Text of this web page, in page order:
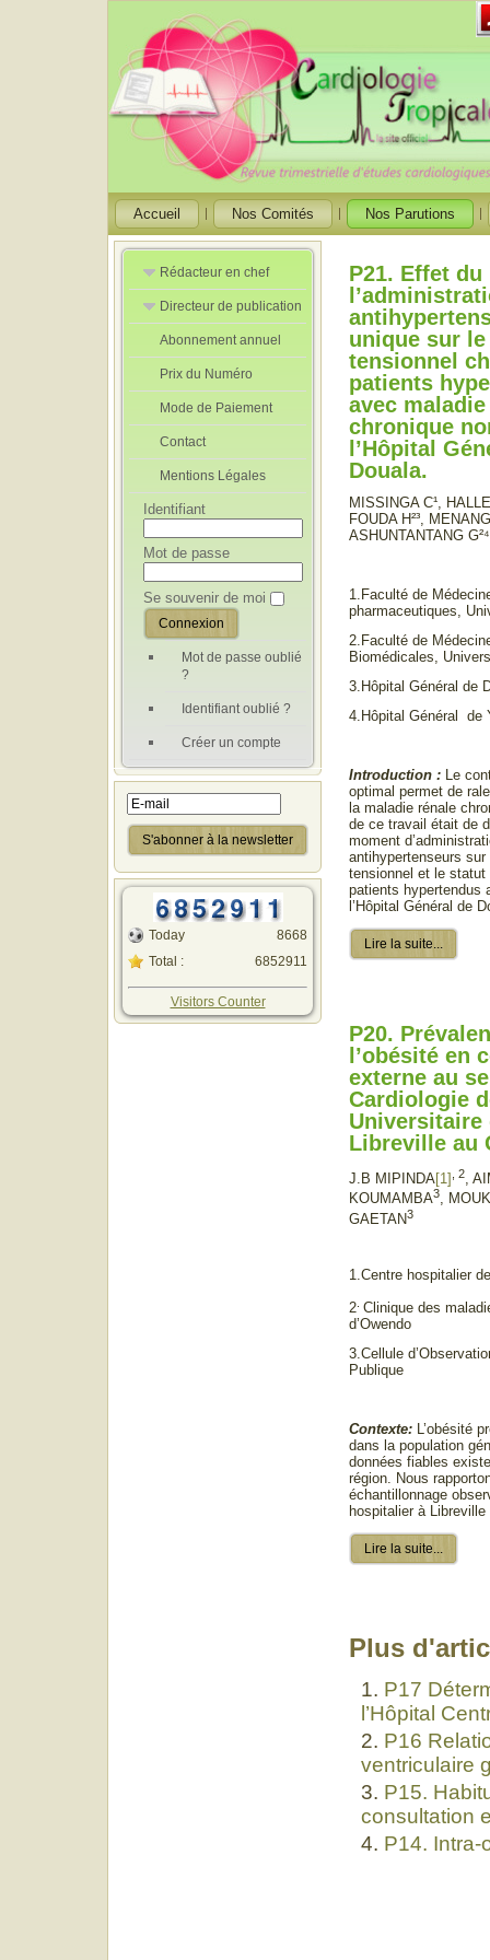
Accueil Nos Comités Nos Parutions
Rédacteur en chef
Rédacteurs en
Chef Adjoint
Directeur de publication
Directeur de
publication
adjoint
Abonnement annuel
Prix du Numéro
Mode de Paiement
Contact
Mentions Légales
Identifiant
Mot de passe
Se souvenir de moi
Mot de passe oublié
?
Identifiant oublié ?
Créer un compte
Today
Total :
8668
6852911
Visitors Counter
P21. Effet
unique sur
tensionnel
patients
avec
chronique
l’Hôpital
Douala.
MISSINGA C¹,
FOUDA H²³,
ASHUNTANTANG G²⁴
1.Faculté de
pharmaceutiques,
2.Faculté de
Biomédicales,
3.Hôpital Général de
4.Hôpital Général de
Introduction : Le
optimal permet de
la maladie rénale
de ce travail était de
moment
antihypertenseurs sur
tensionnel et le statut
patients hypertendus
l’Hôpital Général de
Lire la suite...
P20.
l’obésité en
externe au
Cardiologie
Universitaire
Libreville au
J.B MIPINDA[1] , 2,
KOUMAMBA3,
GAETAN3
1.Centre hospitalier
2 Clinique des
d’Owendo
3.Cellule
Publique
Contexte: L’obésité
dans la population
données fiables
région. Nous
échantillonnage
hospitalier à
Lire la suite...
Plus
P17
l’Hôpital
P16
ventriculaire
P15.
consultation
P14. Intra-